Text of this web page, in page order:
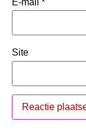
E-mail *
Site